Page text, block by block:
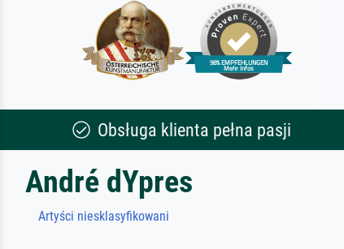
Obsługa klienta pełna pasji
André dYpres
Artyści niesklasyfikowani